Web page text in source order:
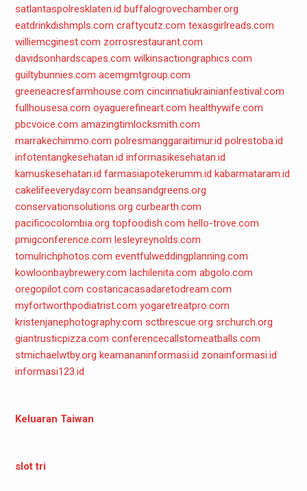
satlantaspolresklaten.id buffalogrovechamber.org
eatdrinkdishmpls.com craftycutz.com texasgirlreads.com
williemcginest.com zorrosrestaurant.com
davidsonhardscapes.com wilkinsactiongraphics.com
guiltybunnies.com acemgmtgroup.com
greeneacresfarmhouse.com cincinnatiukrainianfestival.com
fullhousesa.com oyaguerefineart.com healthywife.com
pbcvoice.com amazingtimlocksmith.com
marrakechimmo.com polresmanggaraitimur.id polrestoba.id
infotentangkesehatan.id informasikesehatan.id
kamuskesehatan.id farmasiapotekerumm.id kabarmataram.id
cakelifeeveryday.com beansandgreens.org
conservationsolutions.org curbearth.com
pacificocolombia.org topfoodish.com hello-trove.com
pmigconference.com lesleyreynolds.com
tomulrichphotos.com eventfulweddingplanning.com
kowloonbaybrewery.com lachilenita.com abgolo.com
oregopilot.com costaricacasadaretodream.com
myfortworthpodiatrist.com yogaretreatpro.com
kristenjanephotography.com sctbrescue.org srchurch.org
giantrusticpizza.com conferencecallstomeatballs.com
stmichaelwtby.org keamananinformasi.id zonainformasi.id
informasi123.id
Keluaran Taiwan
slot tri